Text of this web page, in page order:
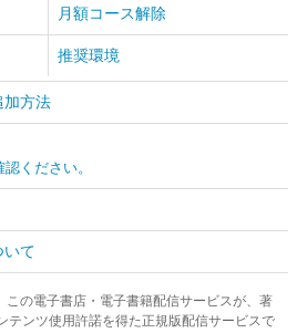
月額コース解除
推奨環境
加方法
ください。
いて
この電子書店・電子書籍配信サービスが、著
テンツ使用許諾を得た正規版配信サービスで